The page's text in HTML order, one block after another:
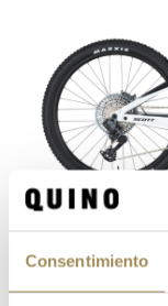
Consentimiento
BICICLETA SCOTT
€8,949.00 €6,711.75